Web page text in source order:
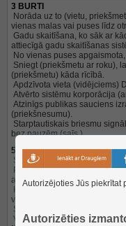
3 BURTI
Norāda uz to (vietu,
vienas malas vai puses līdz
Gadu skaitīšana, ko sāk ar
attiecīgā gadu skaitīšanas
No vienas puses
Sniegt (priekšmetu ar roku),
(priekšmetu) kāda rīcībā.
Apdzīvota vieta (vidējciems)
Atvērto sistēmu korporācija
Atzinīgs publikas sauciens
(priekšnesumu).
Starptautiskais briesmu
bez pauzēm (saīs.).
5 BURTI
Skeleta kauls (zivij); (zivs)
Proporcionāli samazināts un
attēlojums plaknē.
Koks ar zobainām, pie
virspuse (dsk.).
Strausam līdzīgs nelidojošs
Vidēji liels rūsganbrūns
Autorizējoties Jūs piekrītat
Autorizēties